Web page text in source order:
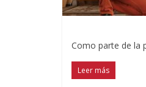
Como parte de la
Leer más